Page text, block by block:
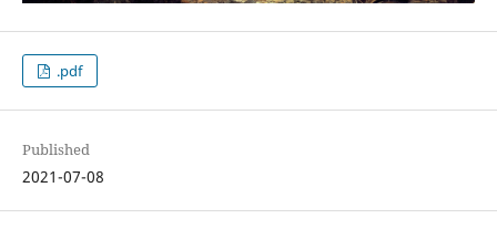
.pdf
Published
2021-07-08